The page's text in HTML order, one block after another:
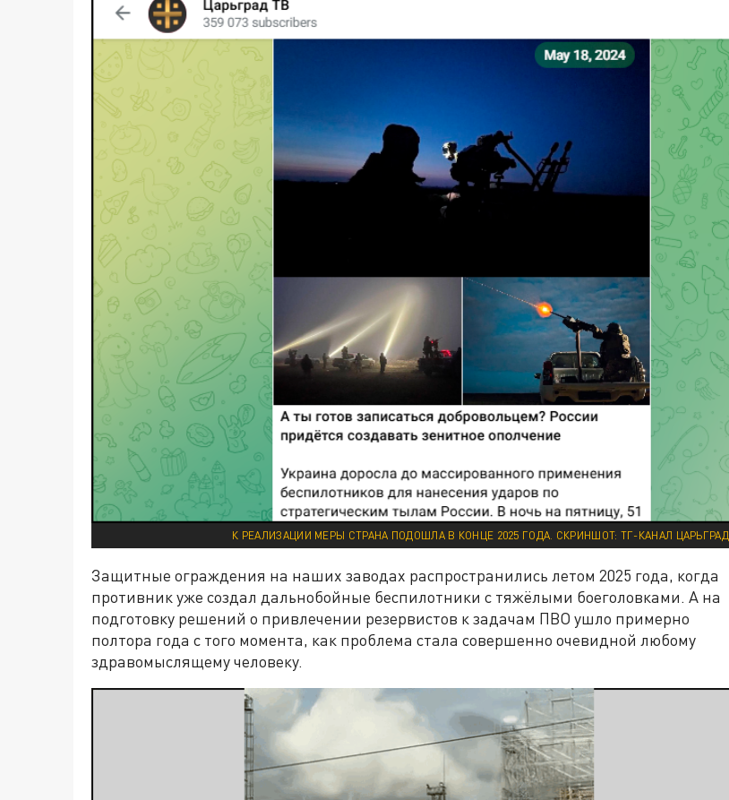
К РЕАЛИЗАЦИИ МЕРЫ СТРАНА ПОДОШЛА В КОНЦЕ 2025 ГОДА. СКРИНШОТ: ТГ-КАНАЛ ЦАРЬГРАД
Защитные ограждения на наших заводах распространились летом 2025 года, когда
противник уже создал дальнобойные беспилотники с тяжёлыми боеголовками. А на
подготовку решений о привлечении резервистов к задачам ПВО ушло примерно
полтора года с того момента, как проблема стала совершенно очевидной любому
здравомыслящему человеку.